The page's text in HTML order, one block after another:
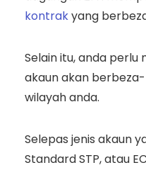
kontrakyang
Selain itu, anda perlu
akaun akan
wilayah anda.
Selepas jenis akaun
Standard STP, atau